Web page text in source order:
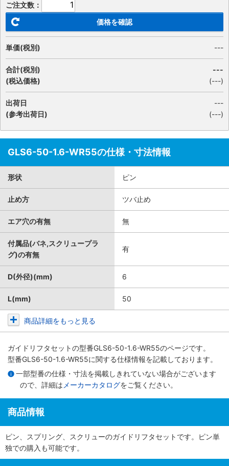
ご注文数：
価格を確認
単価(税別) ---
合計(税別)
(税込価格)
---
(---)
出荷日
(参考出荷日)
---
(---)
GLS6-50-1.6-WR55の仕様・寸法情報
形状 ピン
止め方 ツバ止め
エア穴の有無 無
付属品(バネ,スクリュープラ
グ)の有無
有
D(外径)(mm) 6
L(mm) 50
商品詳細をもっと見る
ガイドリフタセットの型番GLS6-50-1.6-WR55のページです。
型番GLS6-50-1.6-WR55に関する仕様情報を記載しております。
一部型番の仕様・寸法を掲載しきれていない場合がございます
ので、詳細は メーカーカタログをご覧ください。
商品情報
ピン、スプリング、スクリューのガイドリフタセットです。ピン単
独での購入も可能です。